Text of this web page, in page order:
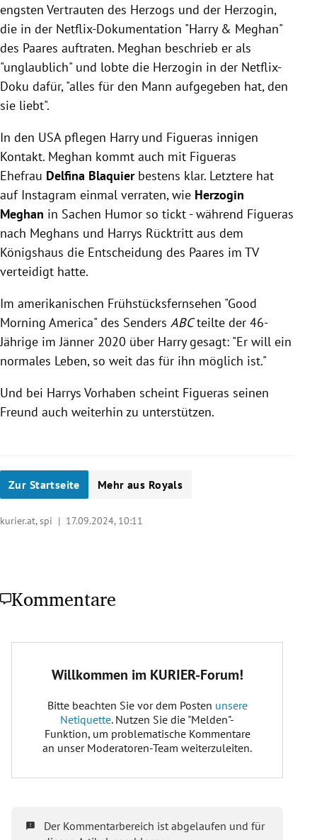
engsten Vertrauten des Herzogs und der Herzogin,
die in der Netflix-Dokumentation "Harry & Meghan"
des Paares auftraten. Meghan beschrieb er als
"unglaublich" und lobte die Herzogin in der Netflix-
Doku dafür, "alles für den Mann aufgegeben hat, den
sie liebt".
In den USA pflegen Harry und Figueras innigen
Kontakt. Meghan kommt auch mit Figueras
Ehefrau Delfina Blaquier bestens klar. Letztere hat
auf Instagram einmal verraten, wie Herzogin
Meghan in Sachen Humor so tickt - während Figueras
nach Meghans und Harrys Rücktritt aus dem
Königshaus die Entscheidung des Paares im TV
verteidigt hatte.
Im amerikanischen Frühstücksfernsehen "Good
Morning America" des Senders ABCteilte der 46-
Jährige im Jänner 2020 über Harry gesagt: "Er will ein
normales Leben, so weit das für ihn möglich ist."
Und bei Harrys Vorhaben scheint Figueras seinen
Freund auch weiterhin zu unterstützen.
Zur Startseite Mehr aus Royals
kurier.at, spi | 17.09.2024, 10:11
Kommentare